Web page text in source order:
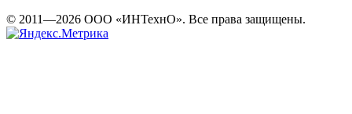
© 2011—2026 ООО «ИНТехнО». Все права защищены.